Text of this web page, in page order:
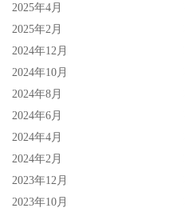
2025年4月
2025年2月
2024年12月
2024年10月
2024年8月
2024年6月
2024年4月
2024年2月
2023年12月
2023年10月